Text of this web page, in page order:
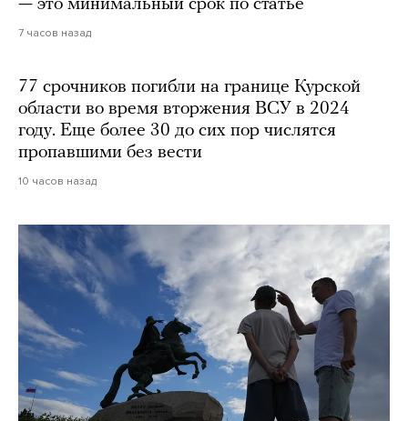
— это минимальный срок по статье
7 часов назад
77 срочников погибли на границе Курской
области во время вторжения ВСУ в 2024
году. Еще более 30 до сих пор числятся
пропавшими без вести
10 часов назад